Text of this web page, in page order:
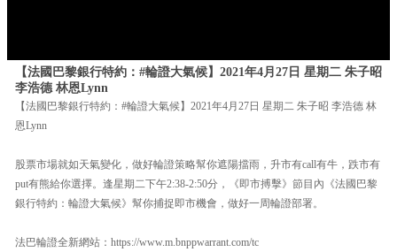
【法國巴黎銀行特約：#輪證大氣候】2021年4月27日 星期二 朱子昭
李浩德 林恩Lynn
【法國巴黎銀行特約：#輪證大氣候】2021年4月27日 星期二 朱子昭 李浩德 林
恩Lynn
股票市場就如天氣變化，做好輪證策略幫你遮陽擋雨，升市有call有牛，跌市有
put有熊給你選擇。逢星期二下午2:38-2:50分，《即市搏擊》節目內《法國巴黎
銀行特約：輪證大氣候》幫你捕捉即市機會，做好一周輪證部署。
法巴輪證全新網站：https://www.m.bnppwarrant.com/tc